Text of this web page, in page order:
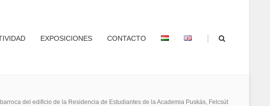
EXPOSICIONES CONTACTO |
del edificio de la Residencia de Estudiantes de la Academia Puskás, Felcsút